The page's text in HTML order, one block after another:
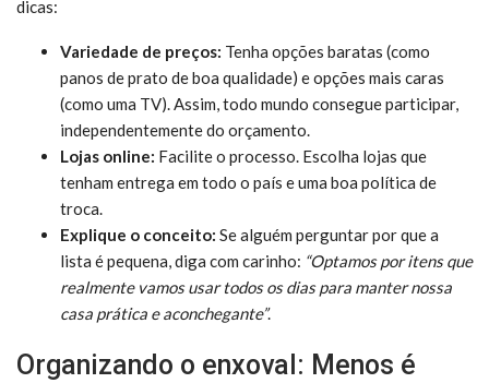
dicas:
Variedade de preços: Tenha opções baratas (como
panos de prato de boa qualidade) e opções mais caras
(como uma TV). Assim, todo mundo consegue participar,
independentemente do orçamento.
Lojas online: Facilite o processo. Escolha lojas que
tenham entrega em todo o país e uma boa política de
troca.
Explique o conceito: Se alguém perguntar por que a
lista é pequena, diga com carinho: “Optamos por itens que
realmente vamos usar todos os dias para manter nossa
casa prática e aconchegante”.
Organizando o enxoval: Menos é